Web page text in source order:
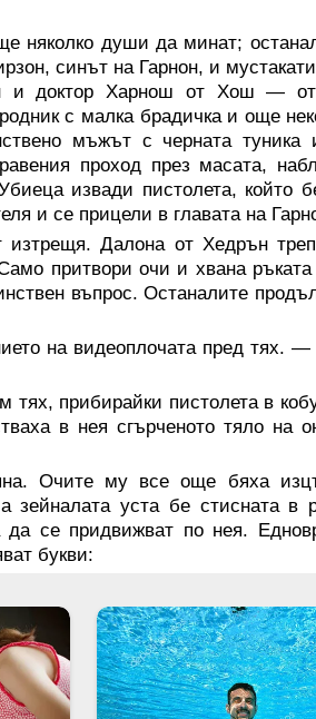
няколко души да минат;
синът на Гарнон, и
и доктор Харнош от Хош — от
с малка брадичка и още
мъжът с черната туника
проход през масата,
извади пистолета, който
и се прицели в главата на
изтрещя. Далона от Хедрън
притвори очи и хвана ръката
въпрос. Останалите
на видеоплочата пред тях. —
тях, прибирайки пистолета в
в нея сгърченото тяло на
Очите му все още бяха
зейналата уста бе стисната в
да се придвижват по нея.
букви: